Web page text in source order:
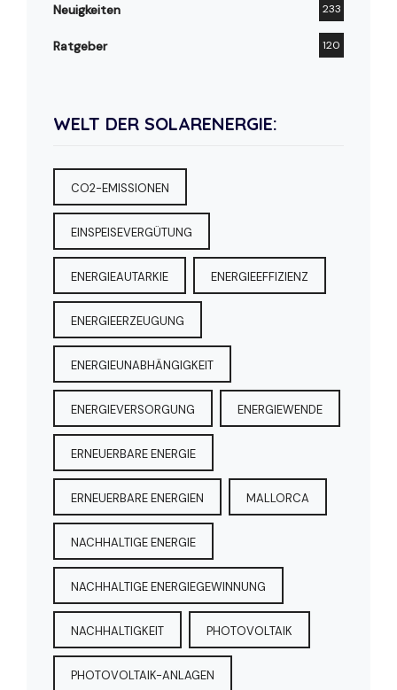
Neuigkeiten 233
Ratgeber 120
WELT DER SOLARENERGIE:
CO2-EMISSIONEN
EINSPEISEVERGÜTUNG
ENERGIEAUTARKIE ENERGIEEFFIZIENZ
ENERGIEERZEUGUNG
ENERGIEUNABHÄNGIGKEIT
ENERGIEVERSORGUNG ENERGIEWENDE
ERNEUERBARE ENERGIE
ERNEUERBARE ENERGIEN MALLORCA
NACHHALTIGE ENERGIE
NACHHALTIGE ENERGIEGEWINNUNG
NACHHALTIGKEIT PHOTOVOLTAIK
PHOTOVOLTAIK-ANLAGEN